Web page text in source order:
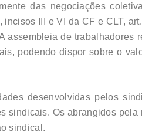
das negociações
III e VI da CF e CLT,
de trabalhadores
podendo dispor sobre o
desenvolvidas pelos
sindicais. Os abrangidos pela
sindical.